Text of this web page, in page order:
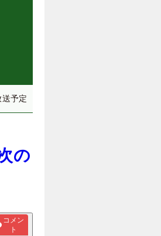
予定
の
コメン
ト